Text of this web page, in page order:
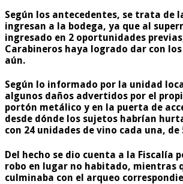
Según los antecedentes, se trata de
ingresan a la bodega, ya que al
ingresado en 2 oportunidades
Carabineros haya logrado dar con
aún.
Según lo informado por la unidad
algunos daños advertidos por el
portón metálico y en la puerta de
desde dónde los sujetos habrían
con 24 unidades de vino cada una, de
Del hecho se dio cuenta a la Fiscalía
robo en lugar no habitado, mientras
culminaba con el arqueo